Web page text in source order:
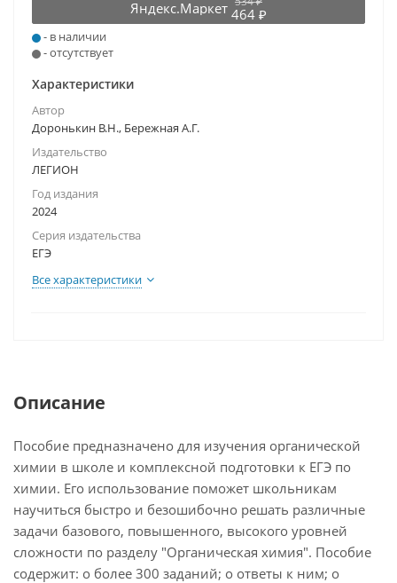
Яндекс.Маркет 464 ₽
- в наличии
- отсутствует
Характеристики
Автор
Доронькин В.Н., Бережная А.Г.
Издательство
ЛЕГИОН
Год издания
2024
Серия издательства
ЕГЭ
Все характеристики
Описание
Пособие предназначено для изучения органической
химии в школе и комплексной подготовки к ЕГЭ по
химии. Его использование поможет школьникам
научиться быстро и безошибочно решать различные
задачи базового, повышенного, высокого уровней
сложности по разделу "Органическая химия". Пособие
содержит: o более 300 заданий; o ответы к ним; o